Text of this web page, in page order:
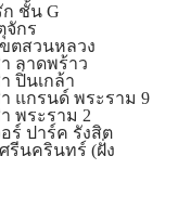
ชั้น G
จักร
ตสวนหลวง
ลาดพร้าว
ปิ่นเกล้า
แกรนด์ พระราม 9
พระราม 2
ร์ ปาร์ค รังสิต
รีนครินทร์ (ฝั่ง